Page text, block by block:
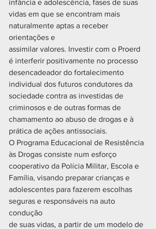
infância e adolescência, fases de suas
vidas em que se encontram mais
naturalmente aptas a receber
orientações e
assimilar valores. Investir com o Proerd
é interferir positivamente no processo
desencadeador do fortalecimento
individual dos futuros condutores da
sociedade contra as investidas de
criminosos e de outras formas de
chamamento ao abuso de drogas e à
prática de ações antissociais.
O Programa Educacional de Resistência
às Drogas consiste num esforço
cooperativo da Polícia Militar, Escola e
Família, visando preparar crianças e
adolescentes para fazerem escolhas
seguras e responsáveis na auto
condução
de suas vidas, a partir de um modelo de